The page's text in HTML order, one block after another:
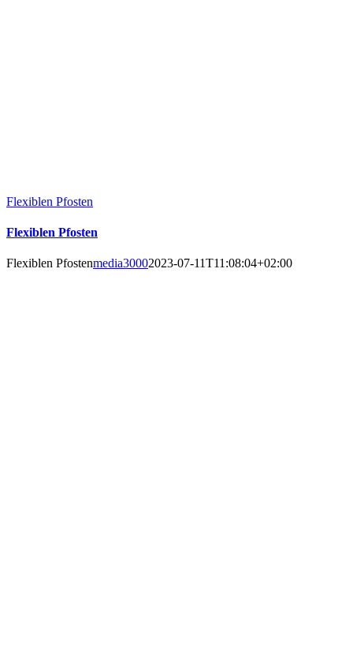
Flexiblen Pfosten
Flexiblen Pfosten
Flexiblen Pfostenmedia30002023-07-11T11:08:04+02:00